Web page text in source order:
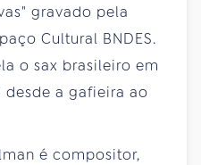
gravado pela
Cultural BNDES.
o sax brasileiro em
desde a gafieira ao
é compositor,